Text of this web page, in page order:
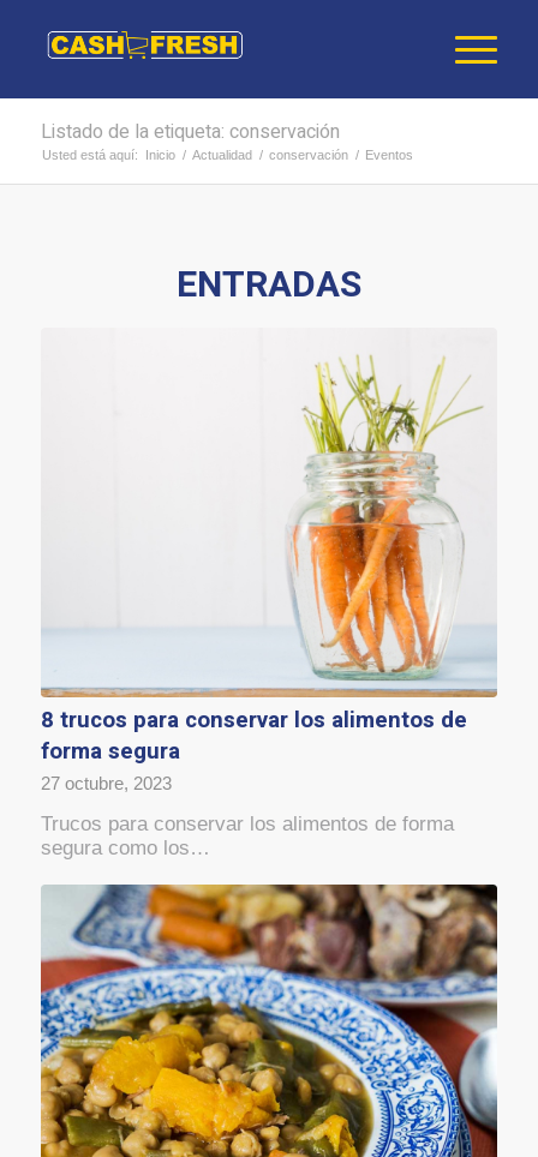
Listado de la etiqueta: conservación
Usted está aquí: Inicio / Actualidad / conservación / Eventos
ENTRADAS
8 trucos para conservar los alimentos de
forma segura
27 octubre, 2023
Trucos para conservar los alimentos de forma
segura como los…